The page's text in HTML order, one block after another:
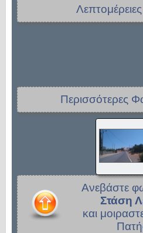
Περισσότερες
Ανεβάστε
Στάση
και